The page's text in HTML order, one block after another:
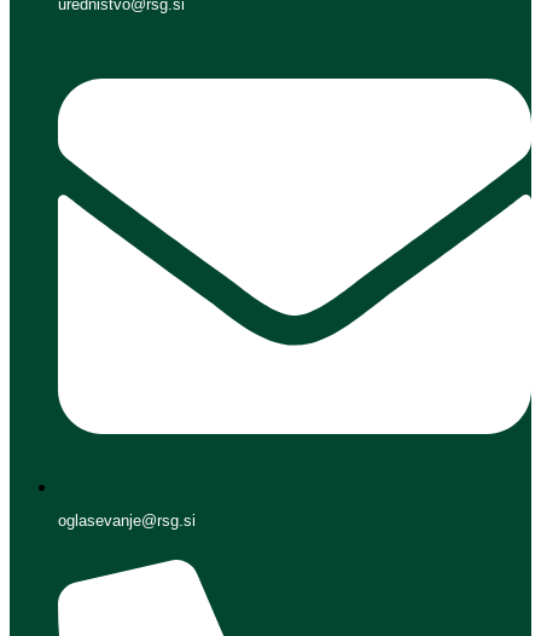
urednistvo@rsg.si
oglasevanje@rsg.si